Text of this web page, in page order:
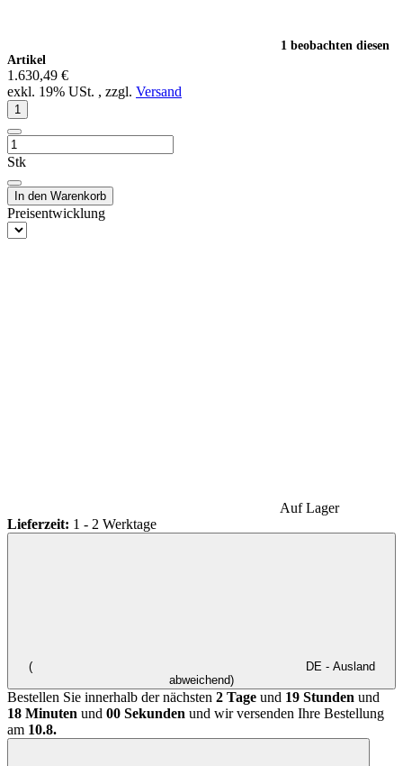
1 beobachten diesen
Artikel
1.630,49 €
exkl. 19% USt. , zzgl. Versand
Stk
In den Warenkorb
Preisentwicklung
Auf Lager
Lieferzeit: 1 - 2 Werktage
(
DE - Ausland
abweichend)
Bestellen Sie innerhalb der nächsten 2 Tage und 19 Stunden und
18 Minuten und 00 Sekunden und wir versenden Ihre Bestellung
am 10.8.